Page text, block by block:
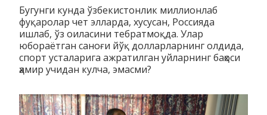
Бугунги кунда ўзбекистонлик миллионлаб
фуқаролар чет элларда, хусусан, Россияда
ишлаб, ўз оиласини тебратмоқда. Улар
юбораётган саноғи йўқ долларларнинг олдида,
спорт усталарига ажратилган уйларнинг баҳоси
ҳамир учидан кулча, эмасми?